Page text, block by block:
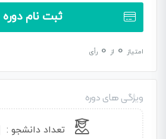
ثبت نام دوره
امتیاز 0 از 0 رأی
ویژگی های دوره
تعداد دانشجو :